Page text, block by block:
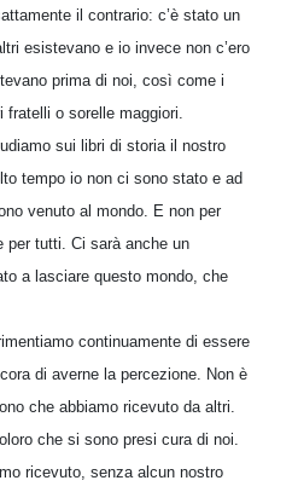
il contrario: c’è stato un
esistevano e io invece non c’ero
prima di noi, così come i
o sorelle maggiori.
sui libri di storia il nostro
tempo io non ci sono stato e ad
venuto al mondo. E non per
tutti. Ci sarà anche un
a lasciare questo mondo, che
continuamente di essere
di averne la percezione. Non è
che abbiamo ricevuto da altri.
che si sono presi cura di noi.
ricevuto, senza alcun nostro